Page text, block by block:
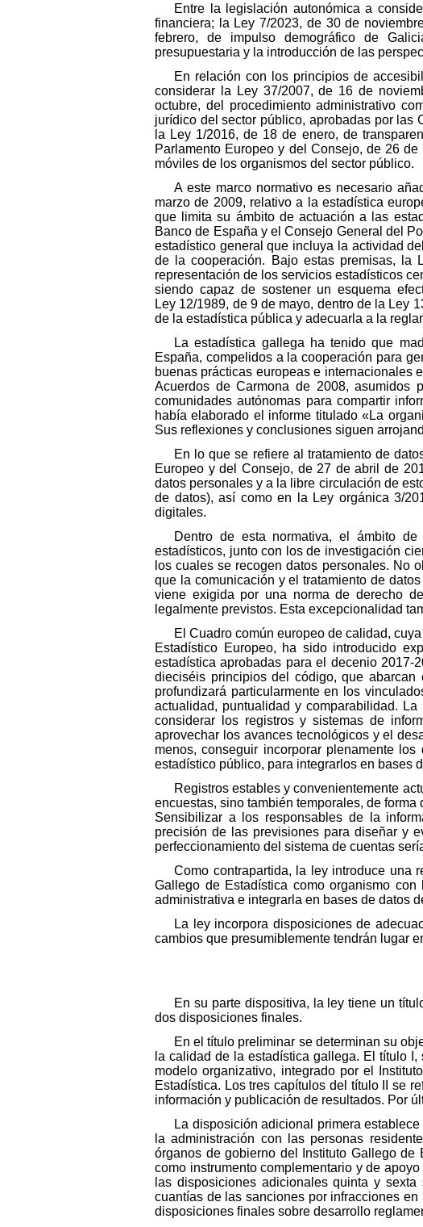
Entre la legislación autonómica a
financiera; la Ley 7/2023, de 30 de
febrero, de impulso demográfico de
presupuestaria y la introducción de las
En relación con los principios de
considerar la Ley 37/2007, de 16 de
octubre, del procedimiento administrativo
jurídico del sector público, aprobadas por las
la Ley 1/2016, de 18 de enero, de
Parlamento Europeo y del Consejo, de 26
móviles de los organismos del sector público.
A este marco normativo es necesario
marzo de 2009, relativo a la estadística
que limita su ámbito de actuación a las
Banco de España y el Consejo General del
estadístico general que incluya la actividad
de la cooperación. Bajo estas premisas, la
representación de los servicios estadísticos
siendo capaz de sostener un esquema
Ley 12/1989, de 9 de mayo, dentro de la Ley
de la estadística pública y adecuarla a la
La estadística gallega ha tenido que
España, compelidos a la cooperación para
buenas prácticas europeas e internacionales
Acuerdos de Carmona de 2008, asumidos
comunidades autónomas para compartir
había elaborado el informe titulado «La
Sus reflexiones y conclusiones siguen
En lo que se refiere al tratamiento de
Europeo y del Consejo, de 27 de abril de
datos personales y a la libre circulación de
de datos), así como en la Ley orgánica 3/
digitales.
Dentro de esta normativa, el ámbito
estadísticos, junto con los de investigación
los cuales se recogen datos personales. No
que la comunicación y el tratamiento de
viene exigida por una norma de derecho
legalmente previstos. Esta excepcionalidad
El Cuadro común europeo de calidad,
Estadístico Europeo, ha sido introducido
estadística aprobadas para el decenio
dieciséis principios del código, que
profundizará particularmente en los
actualidad, puntualidad y comparabilidad.
considerar los registros y sistemas de
aprovechar los avances tecnológicos y el
menos, conseguir incorporar plenamente
estadístico público, para integrarlos en bases
Registros estables y convenientemente
encuestas, sino también temporales, de
Sensibilizar a los responsables de la
precisión de las previsiones para diseñar y
perfeccionamiento del sistema de cuentas
Como contrapartida, la ley introduce una
Gallego de Estadística como organismo
administrativa e integrarla en bases de datos
La ley incorpora disposiciones de
cambios que presumiblemente tendrán lugar
En su parte dispositiva, la ley tiene un
dos disposiciones finales.
En el título preliminar se determinan su
la calidad de la estadística gallega. El título
modelo organizativo, integrado por el
Estadística. Los tres capítulos del título II se
información y publicación de resultados. Por
La disposición adicional primera
la administración con las personas
órganos de gobierno del Instituto Gallego
como instrumento complementario y de
las disposiciones adicionales quinta y
cuantías de las sanciones por infracciones
disposiciones finales sobre desarrollo